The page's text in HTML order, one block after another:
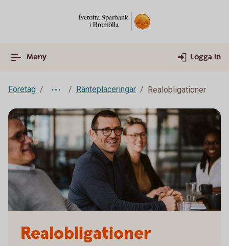
Meny Logga in
Företag Ränteplaceringar Realobligationer
Realobligationer